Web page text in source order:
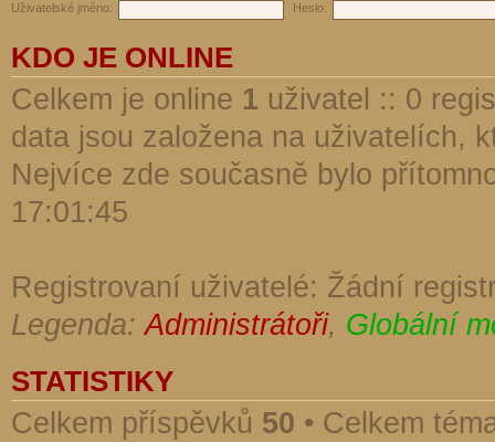
Uživatelské jméno:
Heslo:
KDO JE ONLINE
Celkem je online 1 uživatel :: 0
data jsou založena na uživatelích,
Nejvíce zde současně bylo
17:01:45
Registrovaní uživatelé: Žádní
Legenda:Administrátoři, Globální
STATISTIKY
Celkem příspěvků 50 • Celkem